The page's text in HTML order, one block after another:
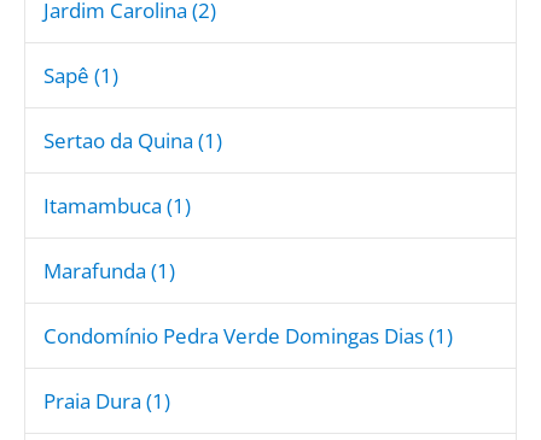
Jardim Carolina (2)
Sapê (1)
Sertao da Quina (1)
Itamambuca (1)
Marafunda (1)
Condomínio Pedra Verde Domingas Dias (1)
Praia Dura (1)